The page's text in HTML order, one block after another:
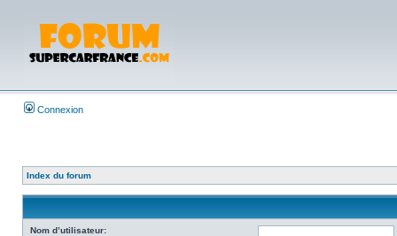
Connexion
Index du forum
Nom d’utilisateur: